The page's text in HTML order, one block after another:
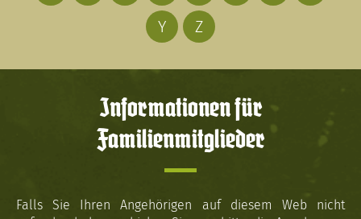
Y
Z
Informationen für
Familienmitglieder
Falls Sie Ihren Angehörigen auf diesem Web nicht